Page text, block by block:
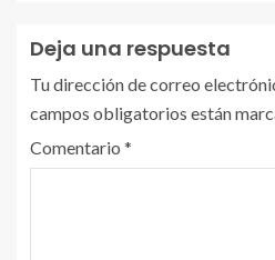
Deja una respuesta
Tu dirección de correo
campos obligatorios están
Comentario *